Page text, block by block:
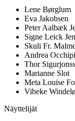
Lene Børglum
Eva Jakobsen
Peter Aalbæk
Signe Leick
Skuli Fr.
Andrea
Thor
Marianne Slot
Meta Louise
Vibeke
Näyttelijät